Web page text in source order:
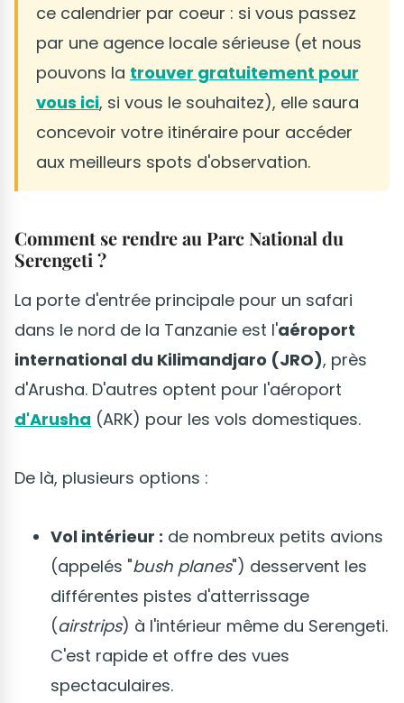
ce calendrier par coeur : si vous passez
par une agence locale sérieuse (et nous
pouvons la trouver gratuitement pour
vous ici, si vous le souhaitez), elle saura
concevoir votre itinéraire pour accéder
aux meilleurs spots d'observation.
Comment se rendre au Parc National du
Serengeti ?
La porte d'entrée principale pour un safari
dans le nord de la Tanzanie est l'aéroport
international du Kilimandjaro (JRO), près
d'Arusha. D'autres optent pour l'aéroport
d'Arusha (ARK) pour les vols domestiques.
De là, plusieurs options :
Vol intérieur : de nombreux petits avions
(appelés "bush planes") desservent les
différentes pistes d'atterrissage
(airstrips) à l'intérieur même du Serengeti.
C'est rapide et offre des vues
spectaculaires.